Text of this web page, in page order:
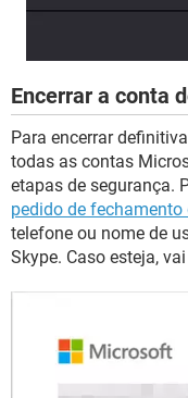
Encerrar a conta
Para encerrar
todas as contas
etapas de segurança.
pedido de fechamento
telefone ou nome de
Skype. Caso esteja,